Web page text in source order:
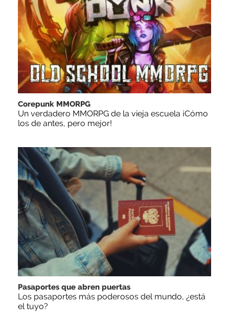
Corepunk MMORPG
Un verdadero MMORPG de la vieja escuela ¡Cómo
los de antes, pero mejor!
Pasaportes que abren puertas
Los pasaportes más poderosos del mundo, ¿está
el tuyo?